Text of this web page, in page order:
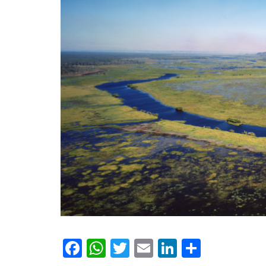
Facebook
WhatsApp
Twitter
EmailLinkedIn